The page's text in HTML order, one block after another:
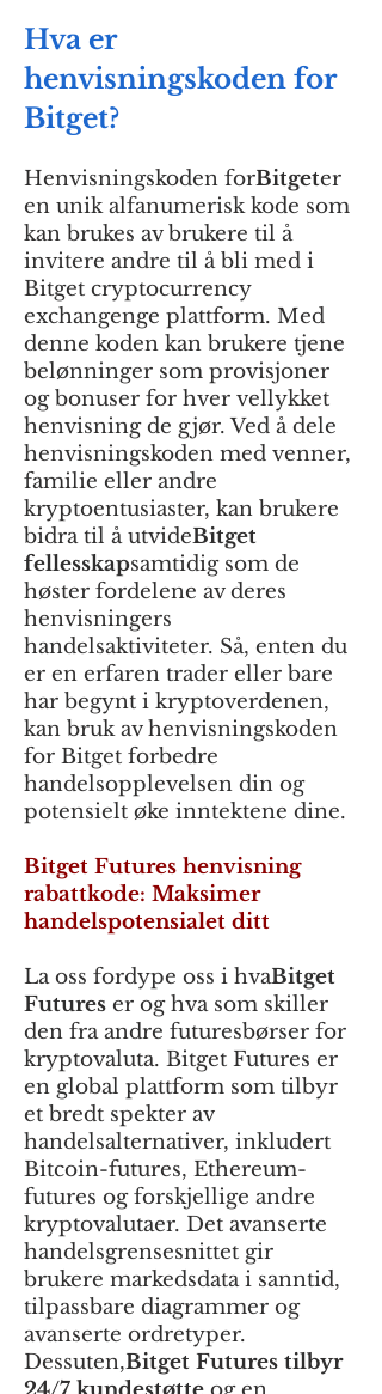
Hva er
henvisningskoden for
Bitget?
Henvisningskoden forBitgeter
en unik alfanumerisk kode som
kan brukes av brukere til å
invitere andre til å bli med i
Bitget cryptocurrency
exchangenge plattform. Med
denne koden kan brukere tjene
belønninger som provisjoner
og bonuser for hver vellykket
henvisning de gjør. Ved å dele
henvisningskoden med venner,
familie eller andre
kryptoentusiaster, kan brukere
bidra til å utvideBitget
fellesskapsamtidig som de
høster fordelene av deres
henvisningers
handelsaktiviteter. Så, enten du
er en erfaren trader eller bare
har begynt i kryptoverdenen,
kan bruk av henvisningskoden
for Bitget forbedre
handelsopplevelsen din og
potensielt øke inntektene dine.
Bitget Futures henvisning
rabattkode: Maksimer
handelspotensialet ditt
La oss fordype oss i hvaBitget
Futures er og hva som skiller
den fra andre futuresbørser for
kryptovaluta. Bitget Futures er
en global plattform som tilbyr
et bredt spekter av
handelsalternativer, inkludert
Bitcoin-futures, Ethereum-
futures og forskjellige andre
kryptovalutaer. Det avanserte
handelsgrensesnittet gir
brukere markedsdata i sanntid,
tilpassbare diagrammer og
avanserte ordretyper.
Dessuten,Bitget Futures tilbyr